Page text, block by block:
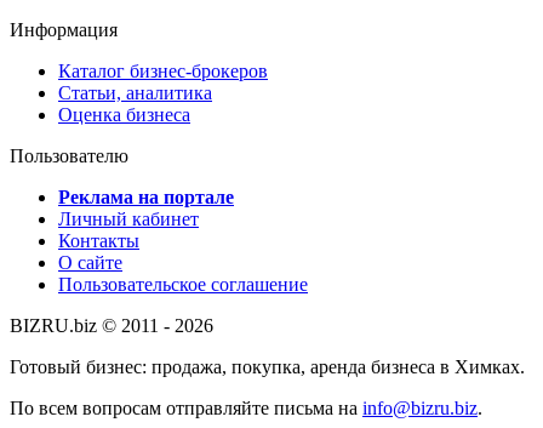
Информация
Каталог бизнес-брокеров
Статьи, аналитика
Оценка бизнеса
Пользователю
Реклама на портале
Личный кабинет
Контакты
О сайте
Пользовательское соглашение
BIZRU.biz © 2011 - 2026
Готовый бизнес: продажа, покупка, аренда бизнеса в Химках.
По всем вопросам отправляйте письма на info@bizru.biz.